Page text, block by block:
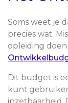
Soms weet je
precies wat.
opleiding
Dit budget is
kunt